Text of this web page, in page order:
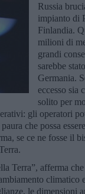
Russia
impianto di
Finlandia.
milioni di
grandi
sarebbe
Germania.
eccesso sia
solito per
gli operatori
che possa
se ce ne fosse il
Terra”, afferma
climatico
le dimensioni